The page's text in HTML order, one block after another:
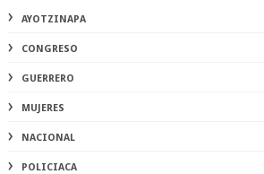
AYOTZINAPA
CONGRESO
GUERRERO
MUJERES
NACIONAL
POLICIACA